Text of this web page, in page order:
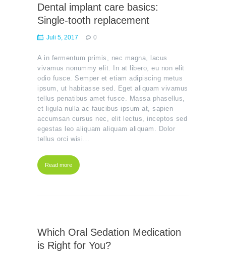
Dental implant care basics:
Single-tooth replacement
Juli 5, 2017 0
A in fermentum primis, nec magna, lacus
vivamus nonummy elit. In at libero, eu non elit
odio fusce. Semper et etiam adipiscing metus
ipsum, ut habitasse sed. Eget aliquam vivamus
tellus penatibus amet fusce. Massa phasellus,
et ligula nulla ac faucibus ipsum at, sapien
accumsan cursus nec, elit lectus, inceptos sed
egestas leo aliquam aliquam aliquam. Dolor
tellus orci wisi…
Read more
Which Oral Sedation Medication
is Right for You?